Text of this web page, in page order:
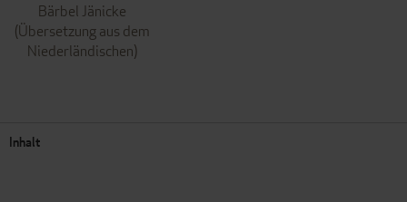
Bärbel Jänicke
(Übersetzung aus dem
Niederländischen)
Inhalt